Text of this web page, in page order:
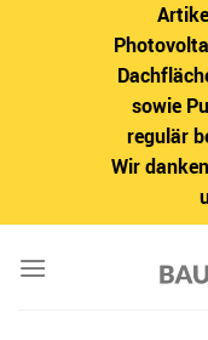
sowie
regulär
Wir
Inhalt